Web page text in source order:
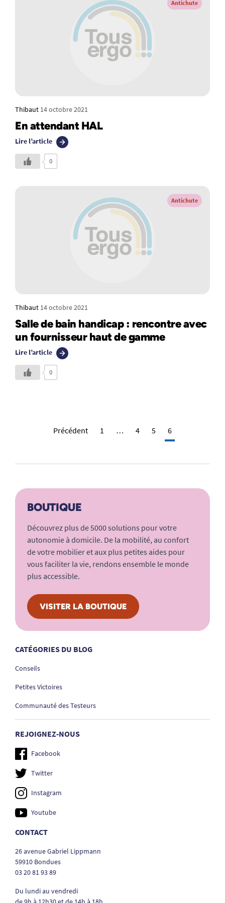
Antichute
Thibaut 14 octobre 2021
En attendant HAL
Lire l’article
0
Antichute
Thibaut 14 octobre 2021
Salle de bain handicap : rencontre avec
un fournisseur haut de gamme
Lire l’article
0
Précédent 1 … 4 5 6
BOUTIQUE
Découvrez plus de 5000 solutions pour votre
autonomie à domicile. De la mobilité, au confort
de votre mobilier et aux plus petites aides pour
vous faciliter la vie, rendons ensemble le monde
plus accessible.
VISITER LA BOUTIQUE
CATÉGORIES DU BLOG
Conseils
Petites Victoires
Communauté des Testeurs
REJOIGNEZ-NOUS
Facebook
Twitter
Instagram
Youtube
CONTACT
26 avenue Gabriel Lippmann
59910 Bondues
03 20 81 93 89
Du lundi au vendredi